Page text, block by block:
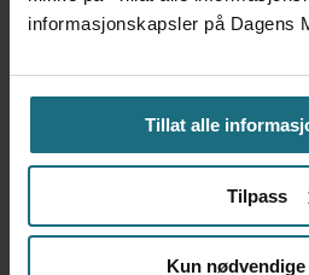
informasjonskapsler på Dagens
Tillat alle
Tilpass
Kun